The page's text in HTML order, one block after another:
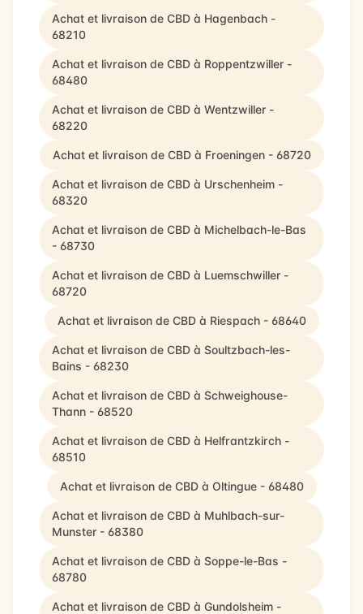
Achat et livraison de CBD à Hagenbach -
68210
Achat et livraison de CBD à Roppentzwiller -
68480
Achat et livraison de CBD à Wentzwiller -
68220
Achat et livraison de CBD à Froeningen - 68720
Achat et livraison de CBD à Urschenheim -
68320
Achat et livraison de CBD à Michelbach-le-Bas
- 68730
Achat et livraison de CBD à Luemschwiller -
68720
Achat et livraison de CBD à Riespach - 68640
Achat et livraison de CBD à Soultzbach-les-
Bains - 68230
Achat et livraison de CBD à Schweighouse-
Thann - 68520
Achat et livraison de CBD à Helfrantzkirch -
68510
Achat et livraison de CBD à Oltingue - 68480
Achat et livraison de CBD à Muhlbach-sur-
Munster - 68380
Achat et livraison de CBD à Soppe-le-Bas -
68780
Achat et livraison de CBD à Gundolsheim -